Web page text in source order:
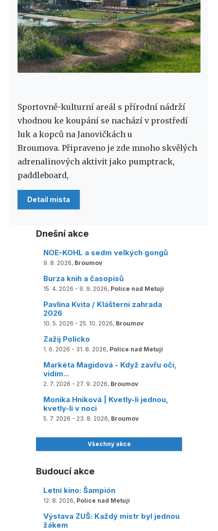
Sportovně-kulturní areál s přírodní nádrží
vhodnou ke koupání se nachází v prostředí
luk a kopců na Janovičkách u
Broumova. Připraveno je zde mnoho skvělých
adrenalinových aktivit jako pumptrack,
paddleboard,
Detail místa
Dnešní akce
NOE-KOHL a sedm velkých gongů
9. 8. 2026, Broumov
Burza knih a časopisů
15. 4. 2026 - 9. 9. 2026, Police nad Metují
Pavlína Kvita / Klášterní zahrada
2026
10. 5. 2026 - 25. 10. 2026, Broumov
Zažij Policko
1. 6. 2026 - 31. 8. 2026, Police nad Metují
Markéta Magidová - Když zavřu oči,
vidím...
2. 7. 2026 - 27. 9. 2026, Broumov
Monika Hniková | Kvetly-li jednou,
kvetly-li v noci
5. 7. 2026 - 23. 8. 2026, Broumov
Všechny akce
Budoucí akce
Letní kino: Šampión
12. 8. 2026, Police nad Metují
Výstava ZUŠ: Každý mistr byl jednou
žákem